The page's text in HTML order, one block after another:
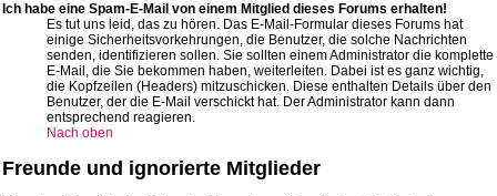
Ich habe eine Spam-E-Mail von einem Mitglied dieses Forums erhalten!
Es tut uns leid, das zu hören. Das E-Mail-Formular dieses Forums hat
einige Sicherheitsvorkehrungen, die Benutzer, die solche Nachrichten
senden, identifizieren sollen. Sie sollten einem Administrator die komplette
E-Mail, die Sie bekommen haben, weiterleiten. Dabei ist es ganz wichtig,
die Kopfzeilen (Headers) mitzuschicken. Diese enthalten Details über den
Benutzer, der die E-Mail verschickt hat. Der Administrator kann dann
entsprechend reagieren.
Nach oben
Freunde und ignorierte Mitglieder